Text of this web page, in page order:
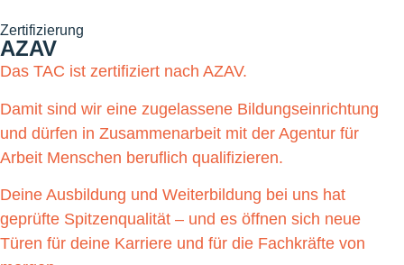
Zertifizierung
AZAV
Das TAC ist zertifiziert nach AZAV.
Damit sind wir eine zugelassene Bildungseinrichtung
und dürfen in Zusammenarbeit mit der Agentur für
Arbeit Menschen beruflich qualifizieren.
Deine Ausbildung und Weiterbildung bei uns hat
geprüfte Spitzenqualität – und es öffnen sich neue
Türen für deine Karriere und für die Fachkräfte von